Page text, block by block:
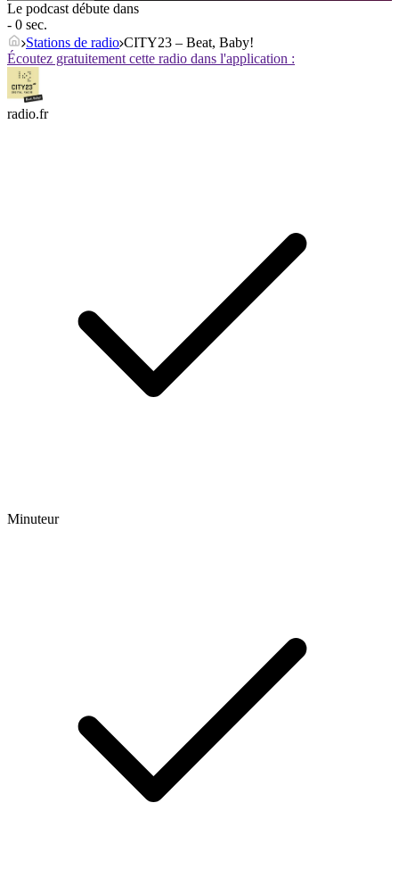
Le podcast débute dans
- 0 sec.
Stations de radio CITY23 – Beat, Baby!
Écoutez gratuitement cette radio dans l'application :
radio.fr
Minuteur